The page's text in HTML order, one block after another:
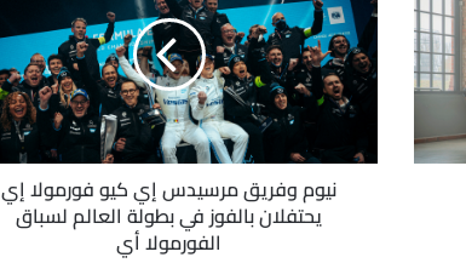
نيوم وفريق مرسيدس إي كيو فورمولا إي
يحتفلان بالفوز في بطولة العالم لسباق
الفورمولا أي